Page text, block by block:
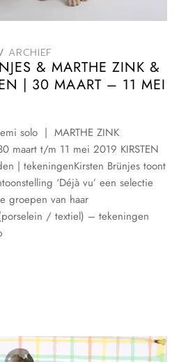
ARCHIEF
& MARTHE ZINK &
| 30 MAART – 11 MEI
solo | MARTHE ZINK
maart t/m 11 mei 2019 KIRSTEN
| tekeningenKirsten Brünjes toont
‘Déjà vu’ een selectie
groepen van haar
/ textiel) – tekeningen